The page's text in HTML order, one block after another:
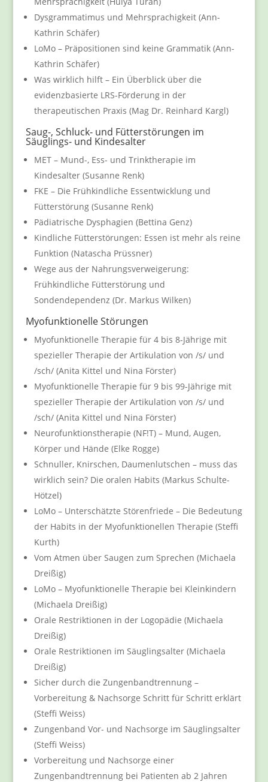
Dysgrammatimus und Mehrsprachigkeit (Ann-
Kathrin Schäfer)
LoMo – Präpositionen sind keine Grammatik (Ann-
Kathrin Schäfer)
Was wirklich hilft – Ein Überblick über die
evidenzbasierte LRS-Förderung in der
therapeutischen Praxis (Mag Dr. Reinhard Kargl)
Saug-, Schluck- und Fütterstörungen im
Säuglings- und Kindesalter
MET – Mund-, Ess- und Trinktherapie im
Kindesalter (Susanne Renk)
FKE – Die Frühkindliche Essentwicklung und
Fütterstörung (Susanne Renk)
Pädiatrische Dysphagien (Bettina Genz)
Kindliche Fütterstörungen: Essen ist mehr als reine
Funktion (Natascha Prüssner)
Wege aus der Nahrungsverweigerung:
Frühkindliche Fütterstörung und
Sondendependenz (Dr. Markus Wilken)
Myofunktionelle Störungen
Myofunktionelle Therapie für 4 bis 8-Jährige mit
spezieller Therapie der Artikulation von /s/ und
/sch/ (Anita Kittel und Nina Förster)
Myofunktionelle Therapie für 9 bis 99-Jährige mit
spezieller Therapie der Artikulation von /s/ und
/sch/ (Anita Kittel und Nina Förster)
Neurofunktionstherapie (NF!T) – Mund, Augen,
Körper und Hände (Elke Rogge)
Schnuller, Knirschen, Daumenlutschen – muss das
wirklich sein? Die oralen Habits (Markus Schulte-
Hötzel)
LoMo – Unterschätzte Störenfriede – Die Bedeutung
der Habits in der Myofunktionellen Therapie (Steffi
Kurth)
Vom Atmen über Saugen zum Sprechen (Michaela
Dreißig)
LoMo – Myofunktionelle Therapie bei Kleinkindern
(Michaela Dreißig)
Orale Restriktionen in der Logopädie (Michaela
Dreißig)
Orale Restriktionen im Säuglingsalter (Michaela
Dreißig)
Sicher durch die Zungenbandtrennung –
Vorbereitung & Nachsorge Schritt für Schritt erklärt
(Steffi Weiss)
Zungenband Vor- und Nachsorge im Säuglingsalter
(Steffi Weiss)
Vorbereitung und Nachsorge einer
Zungenbandtrennung bei Patienten ab 2 Jahren